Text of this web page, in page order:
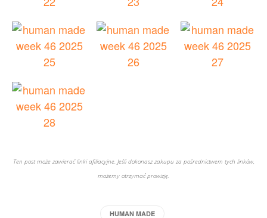
Ten post może zawierać linki afiliacyjne. Jeśli dokonasz zakupu za pośrednictwem tych linków,
możemy otrzymać prowizję.
HUMAN MADE